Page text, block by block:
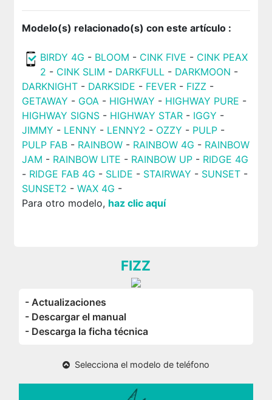
Modelo(s) relacionado(s) con este artículo :
BIRDY 4G - BLOOM - CINK FIVE - CINK PEAX
2 - CINK SLIM - DARKFULL- DARKMOON -
DARKNIGHT- DARKSIDE - FEVER - FIZZ -
GETAWAY - GOA- HIGHWAY - HIGHWAY PURE -
HIGHWAY SIGNS- HIGHWAY STAR - IGGY -
JIMMY - LENNY - LENNY2 - OZZY - PULP -
PULP FAB- RAINBOW- RAINBOW 4G - RAINBOW
JAM - RAINBOW LITE - RAINBOW UP- RIDGE 4G
- RIDGE FAB 4G - SLIDE - STAIRWAY - SUNSET-
SUNSET2 - WAX 4G -
Para otro modelo, haz clic aquí
FIZZ
- Actualizaciones
- Descargar el manual
- Descarga la ficha técnica
Selecciona el modelo de teléfono